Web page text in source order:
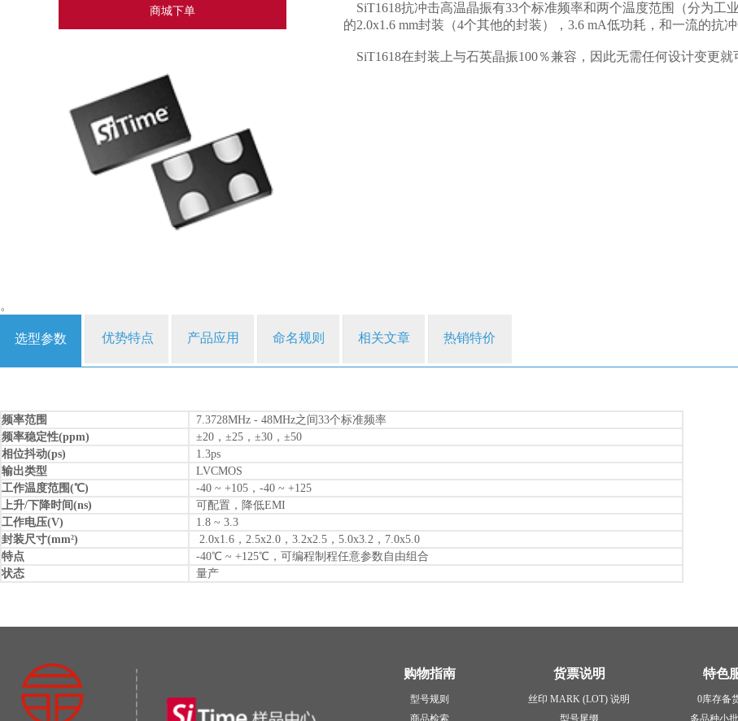
商城下单
SiT1618抗冲击高温晶振有33个标准频率和两个温度范围（分为工
的2.0x1.6 mm封装（4个其他的封装），3.6 mA低功耗，和一流的抗冲
SiT1618在封装上与石英晶振100％兼容，因此无需任何设计变更就
。
选型参数 优势特点 产品应用 命名规则 相关文章 热销特价
频率范围
7.3728MHz - 48MHz之间33个标准频率
频率稳定性(ppm)
±20，±25，±30，±50
相位抖动(ps)
1.3ps
输出类型
LVCMOS
工作温度范围(℃)
-40 ~ +105，-40 ~ +125
上升/下降时间(ns)
可配置，降低EMI
工作电压(V)
1.8 ~ 3.3
封装尺寸(mm2)
2.0x1.6，2.5x2.0，3.2x2.5，5.0x3.2，7.0x5.0
特点
-40℃ ~ +125℃，可编程制程任意参数自由组合
状态
量产
购物指南
型号规则
商品检索
货票说明
丝印 MARK (LOT) 说明
型号尾缀
特色
0库存备
多品种小